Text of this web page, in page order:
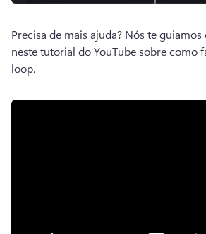
Precisa de mais ajuda? Nós te guiamos
neste tutorial do YouTube sobre como
loop.